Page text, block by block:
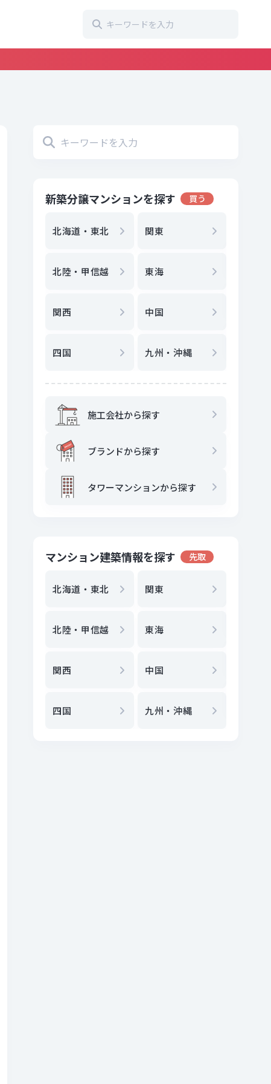
新築分譲マンションを探す 買う
北海道・東北 関東
北陸・甲信越 東海
関西 中国
四国 九州・沖縄
施工会社から探す
ブランドから探す
タワーマンションから探す
マンション建築情報を探す 先取
北海道・東北 関東
北陸・甲信越 東海
関西 中国
四国 九州・沖縄